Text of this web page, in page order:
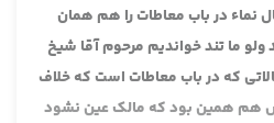
نماء در باب معاطات را هم همان
ما تند خواندیم مرحوم آقا شیخ
که در باب معاطات است که خلاف
هم همین بود که مالک عین نشود